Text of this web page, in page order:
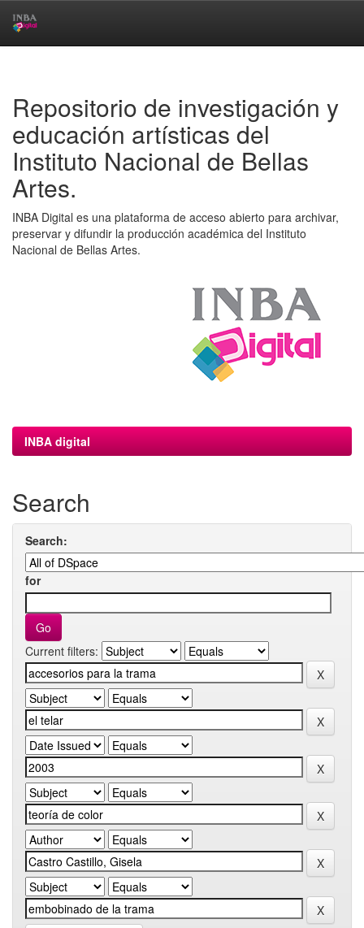
Repositorio de investigación y
educación artísticas del
Instituto Nacional de Bellas
Artes.
INBA Digital es una plataforma de acceso abierto para archivar,
preservar y difundir la producción académica del Instituto
Nacional de Bellas Artes.
INBA digital
Search
Search:
for
Current filters: